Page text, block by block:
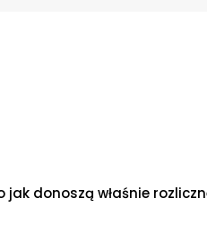
donoszą właśnie